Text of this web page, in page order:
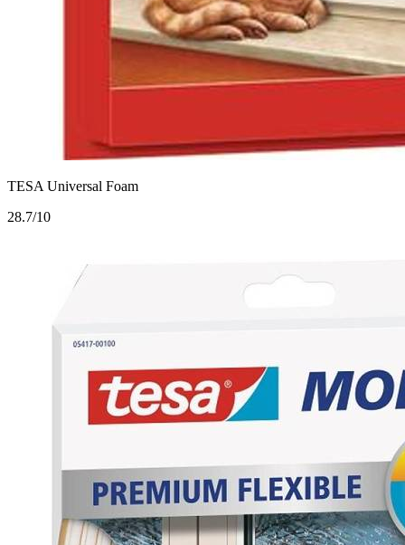
TESA Universal Foam
28.7/10